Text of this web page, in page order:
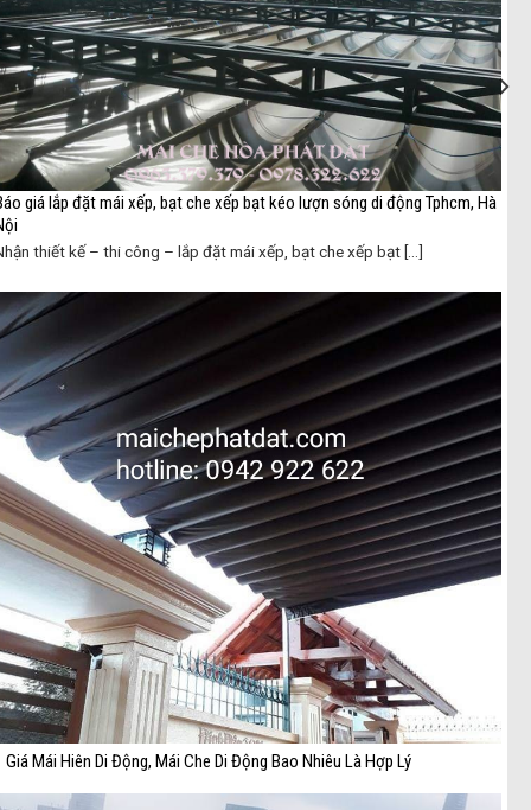
giá lắp đặt mái xếp, bạt che xếp bạt kéo lượn sóng di động Tphcm, Hà
thiết kế – thi công – lắp đặt mái xếp, bạt che xếp bạt [...]
Giá Mái Hiên Di Động, Mái Che Di Động Bao Nhiêu Là Hợp Lý